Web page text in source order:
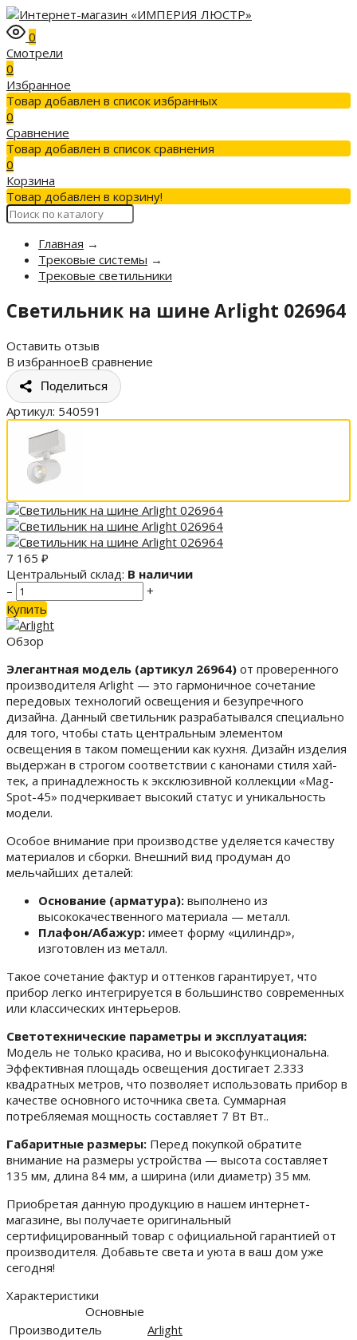
0
Смотрели
0
Избранное
Товар добавлен в список избранных
0
Сравнение
Товар добавлен в список сравнения
0
Корзина
Товар добавлен в корзину!
Главная →
Трековые системы →
Трековые светильники
Светильник на шине Arlight 026964
Оставить отзыв
В избранноеВ сравнение
Поделиться
Артикул: 540591
7 165 ₽
Центральный склад: В наличии
–
+
Купить
Обзор
Элегантная модель (артикул 26964) от проверенного
производителя Arlight — это гармоничное сочетание
передовых технологий освещения и безупречного
дизайна. Данный светильник разрабатывался специально
для того, чтобы стать центральным элементом
освещения в таком помещении как кухня. Дизайн изделия
выдержан в строгом соответствии с канонами стиля хай-
тек, а принадлежность к эксклюзивной коллекции «Mag-
Spot-45» подчеркивает высокий статус и уникальность
модели.
Особое внимание при производстве уделяется качеству
материалов и сборки. Внешний вид продуман до
мельчайших деталей:
Основание (арматура): выполнено из
высококачественного материала — металл.
Плафон/Абажур: имеет форму «цилиндр»,
изготовлен из металл.
Такое сочетание фактур и оттенков гарантирует, что
прибор легко интегрируется в большинство современных
или классических интерьеров.
Светотехнические параметры и эксплуатация:
Модель не только красива, но и высокофункциональна.
Эффективная площадь освещения достигает 2.333
квадратных метров, что позволяет использовать прибор в
качестве основного источника света. Суммарная
потребляемая мощность составляет 7 Вт Вт..
Габаритные размеры: Перед покупкой обратите
внимание на размеры устройства — высота составляет
135 мм, длина 84 мм, а ширина (или диаметр) 35 мм.
Приобретая данную продукцию в нашем интернет-
магазине, вы получаете оригинальный
сертифицированный товар с официальной гарантией от
производителя. Добавьте света и уюта в ваш дом уже
сегодня!
Характеристики
Основные
Производитель
Arlight